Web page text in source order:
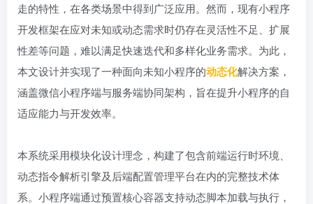
走的特性，在各类场景中得到广泛应用。然而，现有小程序
开发框架在应对未知或动态需求时仍存在灵活性不足、扩展
性差等问题，难以满足快速迭代和多样化业务需求。为此，
本文设计并实现了一种面向未知小程序的动态化解决方案，
涵盖微信小程序端与服务端协同架构，旨在提升小程序的自
适应能力与开发效率。
本系统采用模块化设计理念，构建了包含前端运行时环境、
动态指令解析引擎及后端配置管理平台在内的完整技术体
系。小程序端通过预置核心容器支持动态脚本加载与执行，